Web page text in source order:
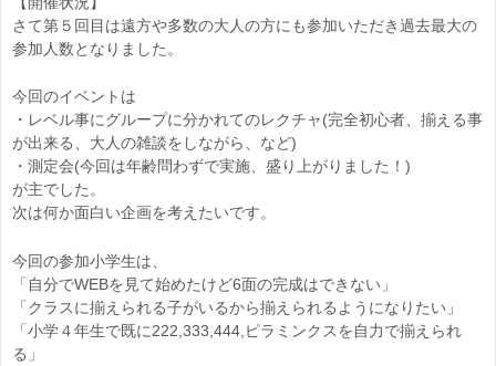
さて第５回目は遠方や多数の大人の方にも参加いただき過去最大の
参加人数となりました。
今回のイベントは
・レベル事にグループに分かれてのレクチャ(完全初心者、揃える事
が出来る、大人の雑談をしながら、など)
・測定会(今回は年齢問わずで実施、盛り上がりました！)
が主でした。
次は何か面白い企画を考えたいです。
今回の参加小学生は、
「自分でWEBを見て始めたけど6面の完成はできない」
「クラスに揃えられる子がいるから揃えられるようになりたい」
「小学４年生で既に222,333,444,ピラミンクスを自力で揃えられ
る」